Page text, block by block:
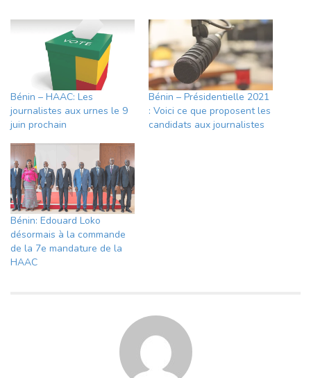
Bénin – HAAC: Les
journalistes aux urnes le 9
juin prochain
Bénin – Présidentielle 2021
: Voici ce que proposent les
candidats aux journalistes
Bénin: Edouard Loko
désormais à la commande
de la 7e mandature de la
HAAC